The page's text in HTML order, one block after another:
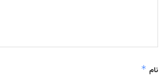
نام *